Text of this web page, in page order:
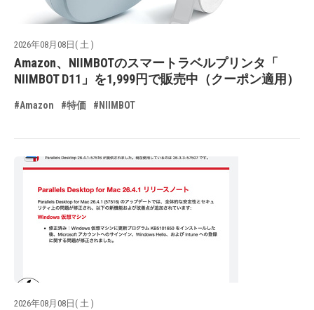
2026年08月08日( 土 )
Amazon、NIIMBOTのスマートラベルプリンタ「
NIIMBOT D11」を1,999円で販売中（クーポン適用）
#Amazon #特価 #NIIMBOT
2026年08月08日( 土 )